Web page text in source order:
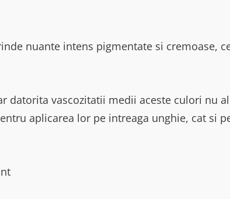
nuante intens pigmentate si cremoase,
datorita vascozitatii medii aceste culori nu
aplicarea lor pe intreaga unghie, cat si